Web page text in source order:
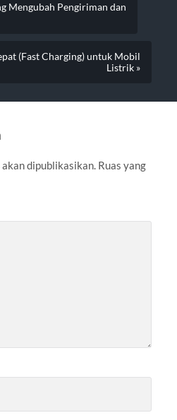
Mengubah Pengiriman dan
(Fast Charging) untuk Mobil
Listrik »
dipublikasikan. Ruas yang